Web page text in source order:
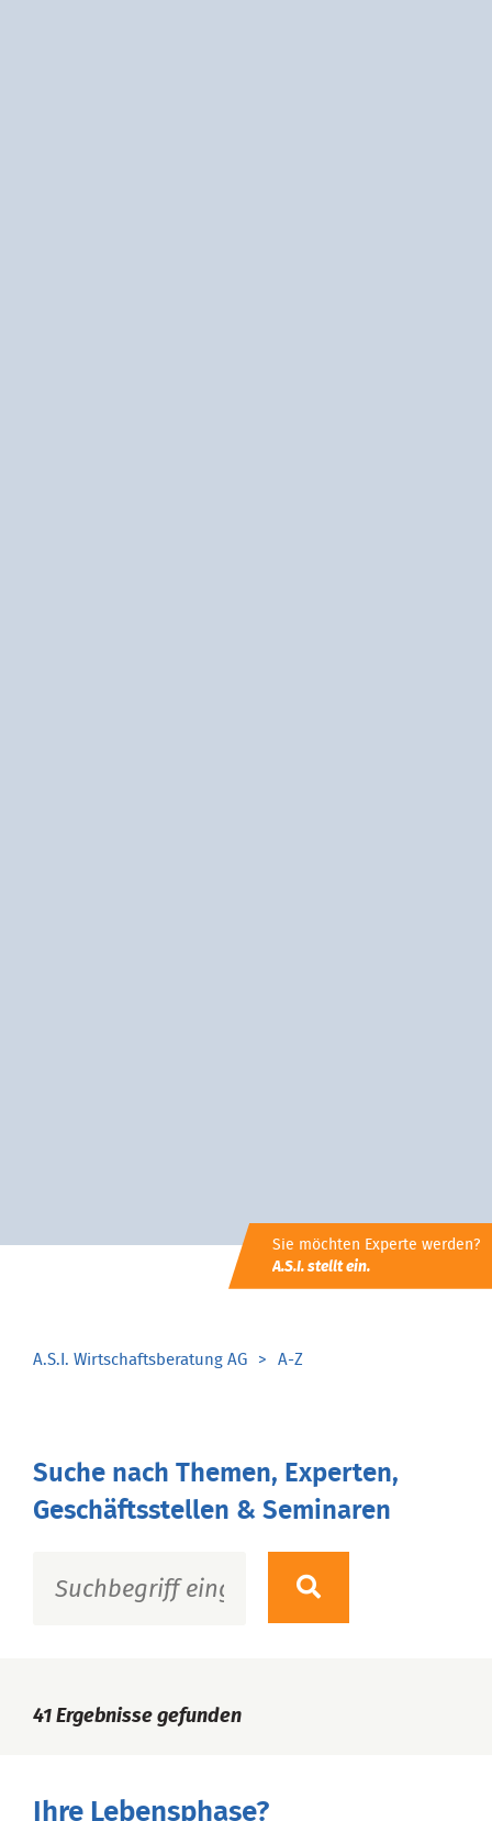
Sie möchten Experte werden?
A.S.I. stellt ein.
A.S.I. Wirtschaftsberatung AG A-Z
Suche nach Themen, Experten,
Geschäftsstellen & Seminaren
41 Ergebnisse gefunden
Ihre Lebensphase?